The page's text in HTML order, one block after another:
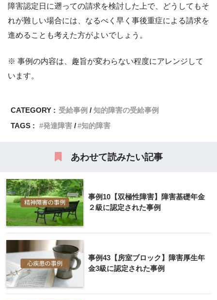
障害認定日に遡っての請求を検討した上で、どうしてもそ
れが難しい場合には、なるべく早く事後重症による請求を
進めることも考えた方がよいでしょう。
※ 事例の内容は、趣旨が変わらない程度にアレンジして
います。
CATEGORY : 受給事例
知的障害の受給事例
TAGS :
発達障害 知的障害
あわせて読みたい記事
事例10【双極性障害】障害基礎年金
２級に認定された事例
事例43【房室ブロック】障害厚生年
金3級に認定された事例